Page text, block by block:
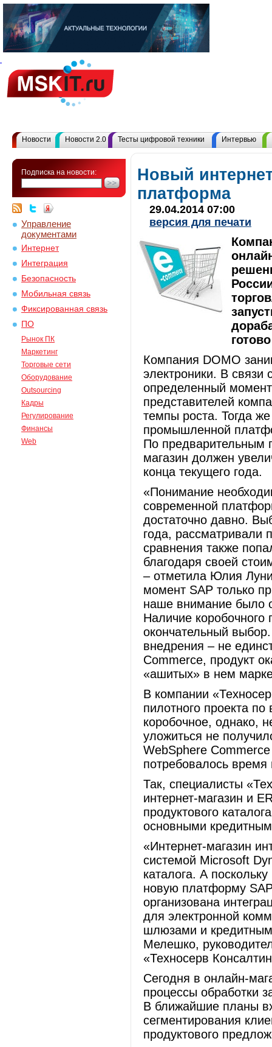
Новости Новости 2.0 Тесты цифровой техники Интервью
Подписка на новости:
Управление
документами
Интернет
Интеграция
Безопасность
Мобильная связь
Фиксированная связь
ПО
Рынок ПК
Маркетинг
Торговые сети
Оборудование
Outsourcing
Кадры
Регулирование
Финансы
Web
Новый
платформа
29.04.2014 07:00
версия для печати
Компания DOMO
электроники. В связи
определенный
представителей
темпы роста. Тогда
промышленной
По предварительным
магазин должен
конца текущего года.
«Понимание
современной
достаточно давно.
года, рассматривали
сравнения также
благодаря своей
– отметила Юлия
момент SAP только
наше внимание было
Наличие коробочного
окончательный
внедрения – не
Commerce, продукт
«ашитых» в нем
В компании
пилотного проекта
коробочное, однако,
уложиться не
WebSphere
потребовалось время
Так, специалисты
интернет-магазин и
продуктового
основными
«Интернет-магазин
системой Microsoft
каталога. А
новую платформу
организована
для электронной
шлюзами и
Мелешко,
«Техносерв
Сегодня в онлайн-
процессы обработки
В ближайшие планы
сегментирования
продуктового